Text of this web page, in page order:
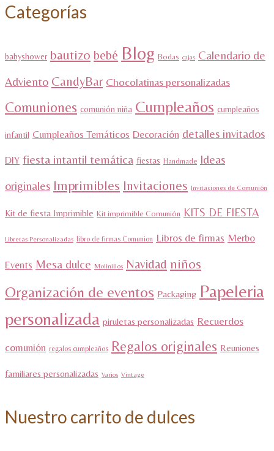
Categorías
babyshower bautizo bebé Blog Bodas cajas Calendario de
Adviento CandyBar Chocolatinas personalizadas
Comuniones comunión niña Cumpleaños cumpleaños
infantil Cumpleaños Temáticos Decoración detalles invitados
DIY fiesta intantil temática fiestas Handmade Ideas
originales Imprimibles Invitaciones Invitaciones de Comunión
Kit de fiesta Imprimible Kit imprimible Comunión KITS DE FIESTA
Libretas Personalizadas libro de firmas Comunion Libros de firmas Merbo
Events Mesa dulce Molinillos Navidad niños
Organización de eventos Packaging Papeleria
personalizada piruletas personalizadas Recuerdos
comunión regalos cumpleaños Regalos originales Reuniones
familiares personalizadas Varios Vintage
Nuestro carrito de dulces